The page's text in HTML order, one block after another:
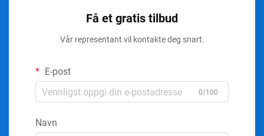
Få et gratis tilbud
Vår representant vil kontakte deg snart.
E-post
0/100
Navn